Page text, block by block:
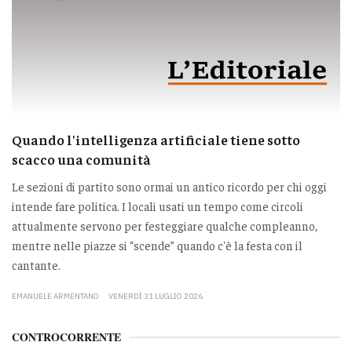
Quando l'intelligenza artificiale tiene sotto
scacco una comunità
Le sezioni di partito sono ormai un antico ricordo per chi oggi
intende fare politica. I locali usati un tempo come circoli
attualmente servono per festeggiare qualche compleanno,
mentre nelle piazze si “scende” quando c'è la festa con il
cantante.
EMANUELE ARMENTANO VENERDÌ 31 LUGLIO 2026
CONTROCORRENTE